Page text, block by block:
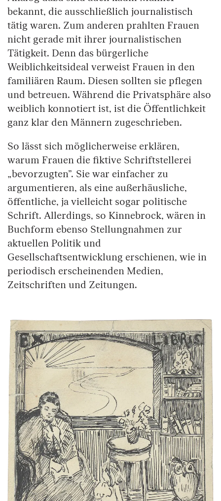
bekannt, die ausschließlich journalistisch
tätig waren. Zum anderen prahlten Frauen
nicht gerade mit ihrer journalistischen
Tätigkeit. Denn das bürgerliche
Weiblichkeitsideal verweist Frauen in den
familiären Raum. Diesen sollten sie pflegen
und betreuen. Während die Privatsphäre also
weiblich konnotiert ist, ist die Öffentlichkeit
ganz klar den Männern zugeschrieben.
So lässt sich möglicherweise erklären,
warum Frauen die fiktive Schriftstellerei
„bevorzugten”. Sie war einfacher zu
argumentieren, als eine außerhäusliche,
öffentliche, ja vielleicht sogar politische
Schrift. Allerdings, so Kinnebrock, wären in
Buchform ebenso Stellungnahmen zur
aktuellen Politik und
Gesellschaftsentwicklung erschienen, wie in
periodisch erscheinenden Medien,
Zeitschriften und Zeitungen.